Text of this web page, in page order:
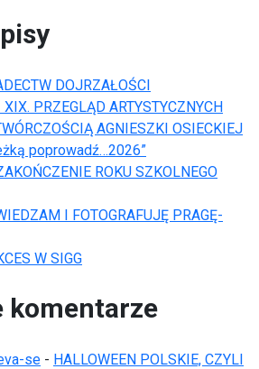
DOJRZAŁOŚCI
PRZEGLĄD ARTYSTYCZNYCH
AGNIESZKI OSIECKIEJ
poprowadź…2026”
ROKU SZKOLNEGO
I FOTOGRAFUJĘ PRAGĘ-
W SIGG
komentarze
se - HALLOWEEN POLSKIE, CZYLI